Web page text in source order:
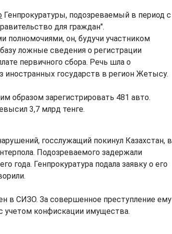
Генпрокуратуры, подозреваемый в период с
для граждан".
полномочиями, он, будучи участником
ложные сведения о регистрации
первичного сбора. Речь шла о
иностранных государств в регион Жетысу.
образом зарегистрировать 481 авто.
3,7 млрд тенге.
госслужащий покинул Казахстан, в
Подозреваемого задержали
года. Генпрокуратура подала заявку о его
в СИЗО. За совершенное преступление ему
учетом конфискации имущества.